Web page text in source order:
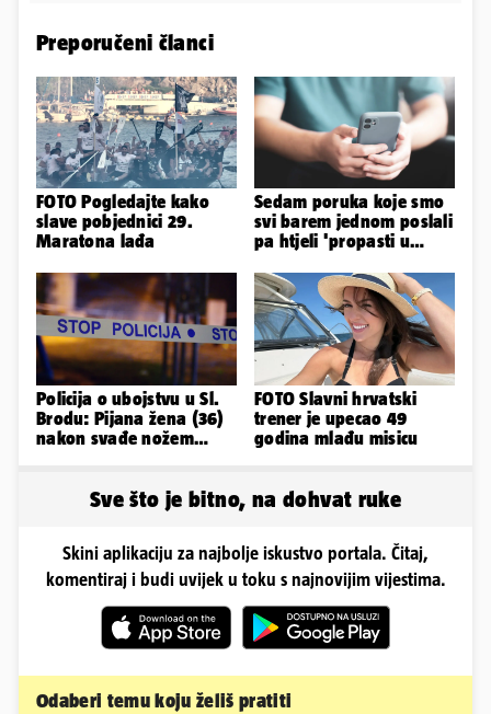
Preporučeni članci
FOTO Pogledajte kako
slave pobjednici 29.
Maratona lađa
Sedam poruka koje smo
svi barem jednom poslali
pa htjeli 'propasti u
Policija o ubojstvu u Sl.
Brodu: Pijana žena (36)
nakon svađe nožem
FOTO Slavni hrvatski
trener je upecao 49
godina mlađu misicu
Sve što je bitno, na dohvat ruke
Skini aplikaciju za najbolje iskustvo portala. Čitaj,
komentiraj i budi uvijek u toku s najnovijim vijestima.
Odaberi temu koju želiš pratiti